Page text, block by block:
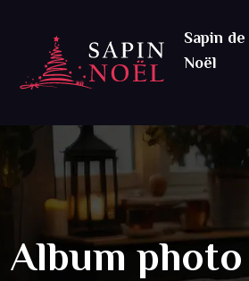
Sapin de
Noël
Album